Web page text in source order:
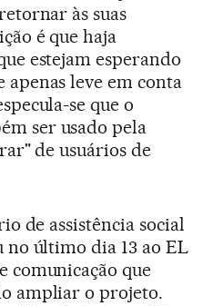
às suas
é que haja
estejam esperando
leve em conta
se que o
ser usado pela
de usuários de
de assistência social
no último dia 13 ao EL
comunicação que
ampliar o projeto.